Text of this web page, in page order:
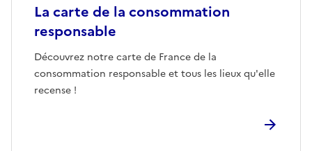
La carte de la consommation
responsable
Découvrez notre carte de France de la
consommation responsable et tous les lieux qu'elle
recense !